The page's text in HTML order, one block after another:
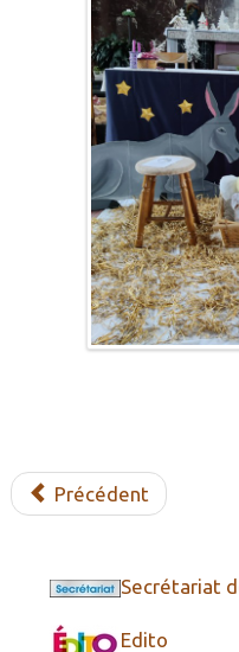
Précédent
Secrétariat
Edito